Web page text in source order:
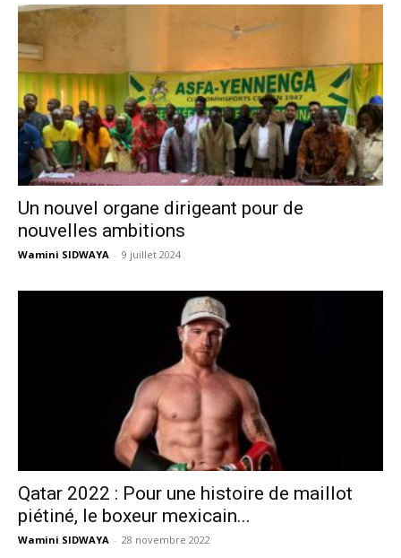
Un nouvel organe dirigeant pour de
nouvelles ambitions
Wamini SIDWAYA - 9 juillet 2024
Qatar 2022 : Pour une histoire de maillot
piétiné, le boxeur mexicain...
Wamini SIDWAYA - 28 novembre 2022